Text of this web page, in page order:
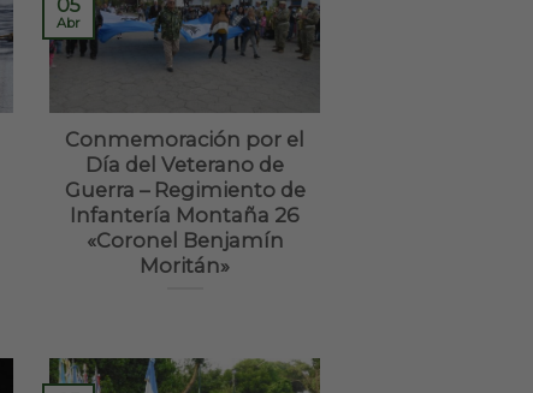
Conmemoración por el
Día del Veterano de
Guerra – Regimiento de
Infantería Montaña 26
«Coronel Benjamín
Moritán»
05
Abr